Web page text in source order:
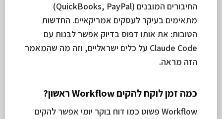
החיבורים המובנים (QuickBooks, PayPal)
מתאימים בעיקר לעסקים אמריקאיים. החדשות
הטובות: את אותו דפוס בדיוק אפשר לבנות עם
Claude Code על כלים ישראליים, וזה מה שהמאמר
הזה מראה.
כמה זמן לוקח להקים Workflow ראשון?
Workflow פשוט כמו דוח בוקר יומי אפשר להקים